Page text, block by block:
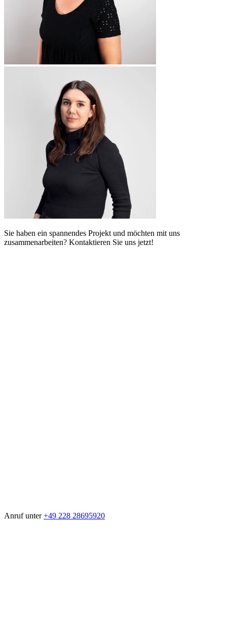
Sie haben ein spannendes Projekt und möchten mit uns
zusammenarbeiten? Kontaktieren Sie uns jetzt!
Anruf unter +49 228 28695920